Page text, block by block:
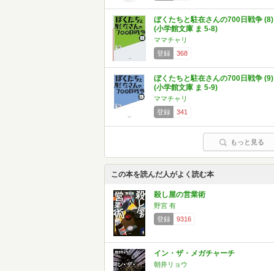
ぼくたちと駐在さんの700日戦争 (8)
(小学館文庫 ま 5-8)
ママチャリ
登録
368
ぼくたちと駐在さんの700日戦争 (9)
(小学館文庫 ま 5-9)
ママチャリ
登録
341
もっと見る
この本を読んだ人がよく読む本
殺し屋の営業術
野宮 有
登録
9316
イン・ザ・メガチャーチ
朝井リョウ